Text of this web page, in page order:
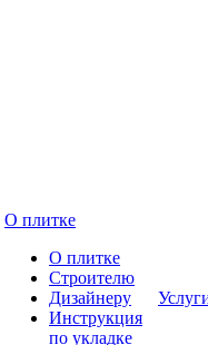
О плитке
О плитке
Строителю
Дизайнеру
Инструкция
по укладке